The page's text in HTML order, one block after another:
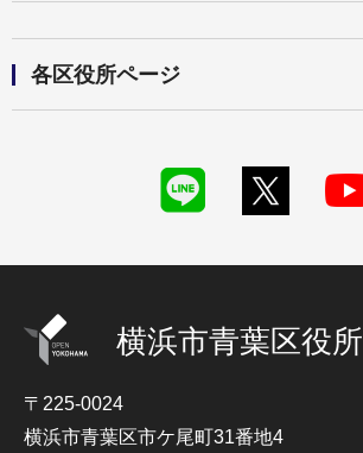
各区役所ページ
横浜市青葉区役所
〒225-0024
横浜市青葉区市ケ尾町31番地4